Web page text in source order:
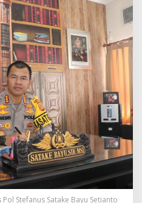
Stefanus Satake Bayu Setianto